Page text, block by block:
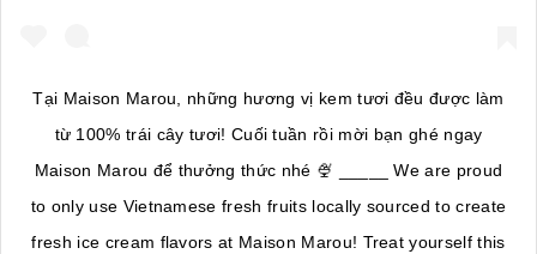
Tại Maison Marou, những hương vị kem tươi đều được làm
từ 100% trái cây tươi! Cuối tuần rồi mời bạn ghé ngay
Maison Marou để thưởng thức nhé 🍨 _____ We are proud
to only use Vietnamese fresh fruits locally sourced to create
fresh ice cream flavors at Maison Marou! Treat yourself this